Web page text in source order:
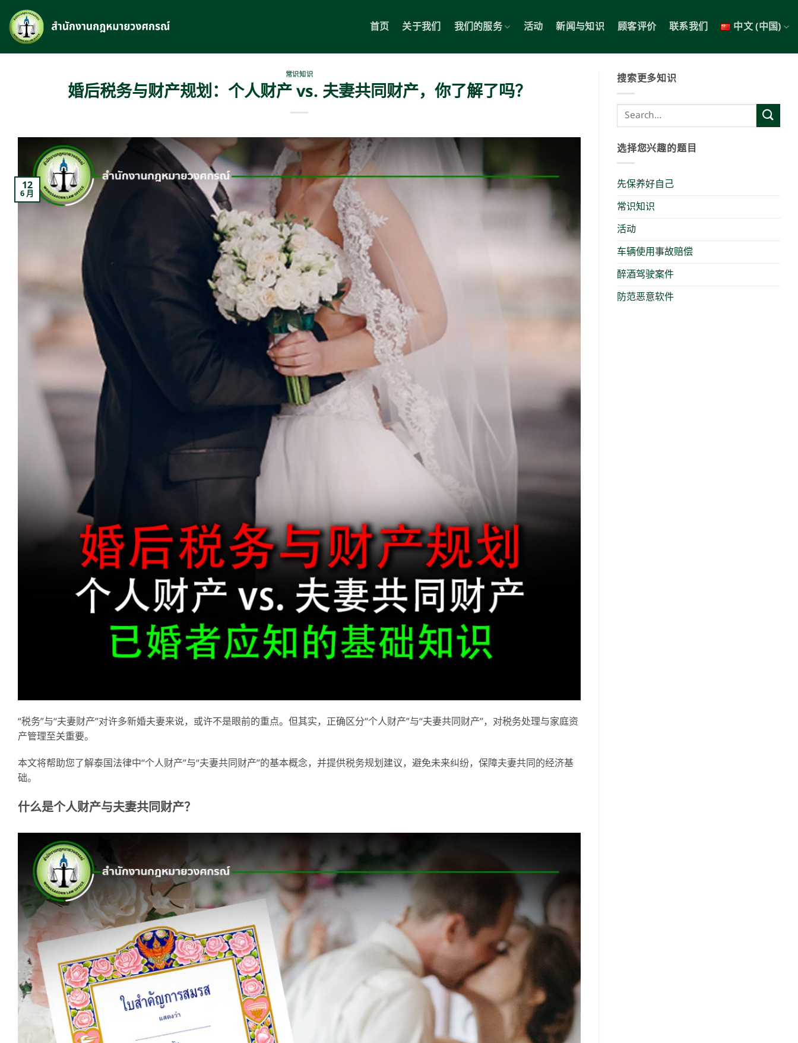
容
首页 关于我们 我们的服务 活动 新闻与知识 顾客评价 联系我们 中文 (中国)
常识知识
婚后税务与财产规划：个人财产 vs. 夫妻共同财产，你了解了吗？
12
6 月
“税务”与“夫妻财产”对许多新婚夫妻来说，或许不是眼前的重点。但其实，正确区分“个人财产”与“夫妻共同财产”，对税务处理与家庭资
产管理至关重要。
本文将帮助您了解泰国法律中“个人财产”与“夫妻共同财产”的基本概念，并提供税务规划建议，避免未来纠纷，保障夫妻共同的经济基
础。
什么是个人财产与夫妻共同财产？
搜索更多知识
选择您兴趣的题目
先保养好自己
常识知识
活动
车辆使用事故赔偿
醉酒驾驶案件
防范恶意软件